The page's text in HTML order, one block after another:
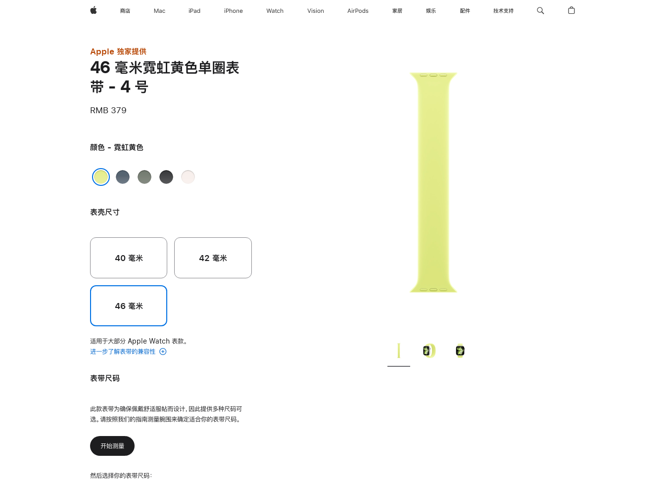
Apple 商店 Mac iPad iPhone Watch Vision AirPods 家居 娱乐 配件 技术支持
Apple 独家提供
46 毫米霓虹黄色单圈表
带 - 4 号
RMB 379
颜色 - 霓虹黄色
铁
色
灰
黑
淡
表壳尺寸
40 毫米 42 毫米
46 毫米
适用于大部分 Apple Watch 表款。
进一步了解表带的兼容性
表带尺码
此款表带为确保佩戴舒适服帖而设计，因此提供多种尺码可
选。请按照我们的指南测量腕围来确定适合你的表带尺码。
开始测量
然后选择你的表带尺码：